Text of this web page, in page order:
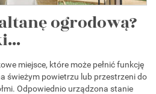
ogrodową?
miejsce, które może pełnić funkcję
świeżym powietrzu lub przestrzeni do
Odpowiednio urządzona stanie